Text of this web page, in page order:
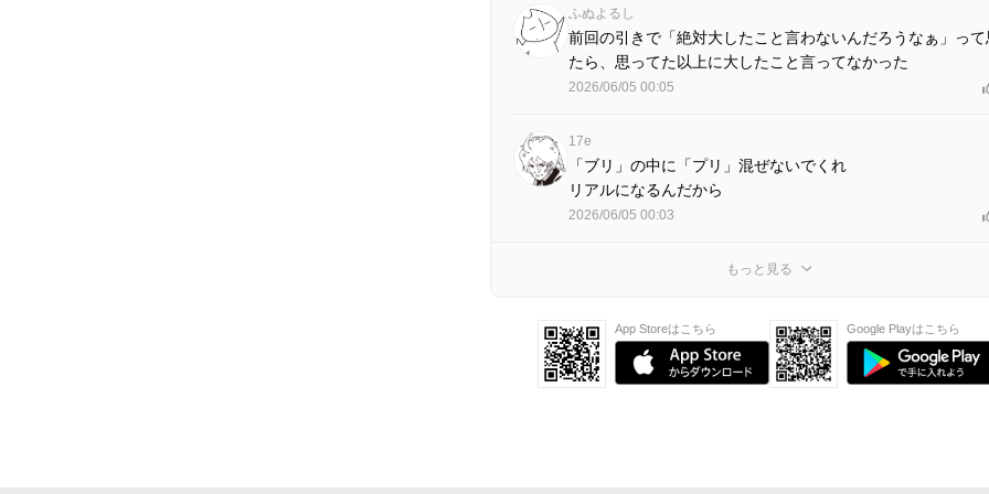
ふぬよるし
前回の引きで「絶対大したこと言わないんだろうなぁ」って
たら、思ってた以上に大したこと言ってなかった
2026/06/05 00:05
17e
「ブリ」の中に「プリ」混ぜないでくれ
リアルになるんだから
2026/06/05 00:03
もっと見る
App Storeはこちら Google Playはこちら